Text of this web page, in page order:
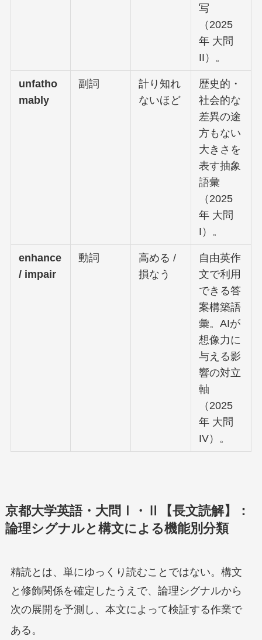
写
（2025
年 大問
II）。
unfatho
mably
副詞
計り知れ
ないほど
歴史的・
社会的な
差異の途
方もない
大きさを
表す抽象
語彙
（2025
年 大問
I）。
enhance
/ impair
動詞
高める /
損なう
自由英作
文で利用
できる答
案構築語
彙。AIが
想像力に
与える影
響の対立
軸
（2025
年 大問
IV）。
京都大学英語・大問Ⅰ・Ⅱ【長文読解】：
論理シグナルと構文による機能別分類
精読とは、単にゆっくり読むことではない。構文
と修飾関係を確定したうえで、論理シグナルから
次の展開を予測し、本文によって検証する作業で
ある。